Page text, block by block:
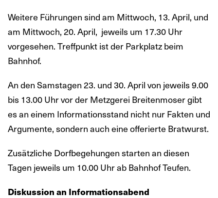
Weitere Führungen sind am Mittwoch, 13. April, und
am Mittwoch, 20. April, jeweils um 17.30 Uhr
vorgesehen. Treffpunkt ist der Parkplatz beim
Bahnhof.
An den Samstagen 23. und 30. April von jeweils 9.00
bis 13.00 Uhr vor der Metzgerei Breitenmoser gibt
es an einem Informationsstand nicht nur Fakten und
Argumente, sondern auch eine offerierte Bratwurst.
Zusätzliche Dorfbegehungen starten an diesen
Tagen jeweils um 10.00 Uhr ab Bahnhof Teufen.
Diskussion an Informationsabend